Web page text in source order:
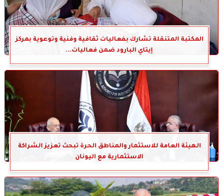
المكتبة المتنقلة تشارك بفعاليات ثقافية وفنية وتوعوية بمركز
إيتاي البارود ضمن فعاليات...
الهيئة العامة للاستثمار والمناطق الحرة تبحث تعزيز الشراكة
الاستثمارية مع اليونان